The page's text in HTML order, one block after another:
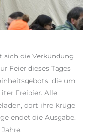
sich die Verkündung
Feier dieses Tages
die um
Freibier. Alle
dort ihre Krüge
endet die Ausgabe.